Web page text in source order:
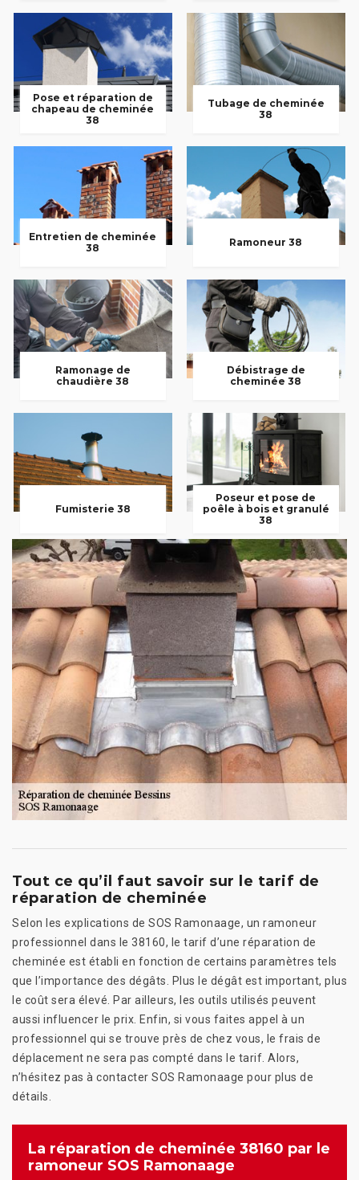
Pose et réparation de
chapeau de cheminée
38
Tubage de cheminée
38
Entretien de cheminée
38
Ramoneur 38
Ramonage de
chaudière 38
Débistrage de
cheminée 38
Fumisterie 38
Poseur et pose de
poêle à bois et granulé
38
Tout ce qu’il faut savoir sur le tarif de
réparation de cheminée
Selon les explications de SOS Ramonaage, un ramoneur
professionnel dans le 38160, le tarif d’une réparation de
cheminée est établi en fonction de certains paramètres tels
que l’importance des dégâts. Plus le dégât est important, plus
le coût sera élevé. Par ailleurs, les outils utilisés peuvent
aussi influencer le prix. Enfin, si vous faites appel à un
professionnel qui se trouve près de chez vous, le frais de
déplacement ne sera pas compté dans le tarif. Alors,
n’hésitez pas à contacter SOS Ramonaage pour plus de
détails.
La réparation de cheminée 38160 par le
ramoneur SOS Ramonaage